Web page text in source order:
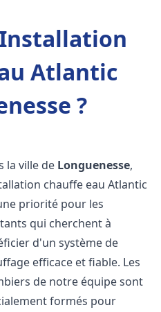
Atlantic
?
la ville de Longuenesse,
chauffe eau Atlantic
priorité pour les
qui cherchent à
d'un système de
efficace et fiable. Les
de notre équipe sont
formés pour